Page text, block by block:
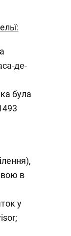
де-
була
в
у